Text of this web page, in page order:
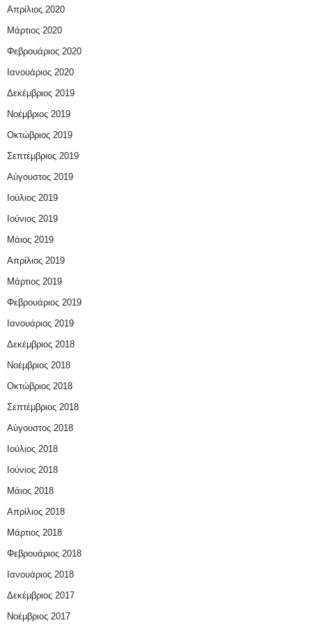
Απρίλιος 2020
Μάρτιος 2020
Φεβρουάριος 2020
Ιανουάριος 2020
Δεκέμβριος 2019
Νοέμβριος 2019
Οκτώβριος 2019
Σεπτέμβριος 2019
Αύγουστος 2019
Ιούλιος 2019
Ιούνιος 2019
Μάιος 2019
Απρίλιος 2019
Μάρτιος 2019
Φεβρουάριος 2019
Ιανουάριος 2019
Δεκέμβριος 2018
Νοέμβριος 2018
Οκτώβριος 2018
Σεπτέμβριος 2018
Αύγουστος 2018
Ιούλιος 2018
Ιούνιος 2018
Μάιος 2018
Απρίλιος 2018
Μάρτιος 2018
Φεβρουάριος 2018
Ιανουάριος 2018
Δεκέμβριος 2017
Νοέμβριος 2017